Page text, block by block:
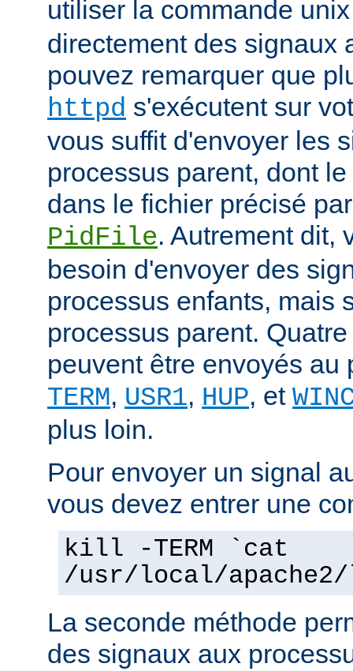
utiliser la commande
directement des signaux
pouvez remarquer que
httpd s'exécutent sur
vous suffit d'envoyer les
processus parent, dont
dans le fichier précisé
PidFile. Autrement dit,
besoin d'envoyer des
processus enfants, mais
processus parent.
peuvent être envoyés au
TERM, USR1, HUP, et
plus loin.
Pour envoyer un signal
vous devez entrer une
kill -TERM `cat
/usr/local/
La seconde méthode
des signaux aux